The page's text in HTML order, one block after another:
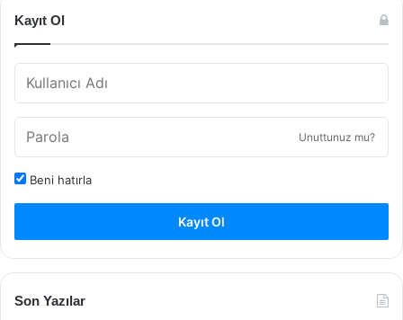
Kayıt Ol
Unuttunuz mu?
Beni hatırla
Kayıt Ol
Son Yazılar